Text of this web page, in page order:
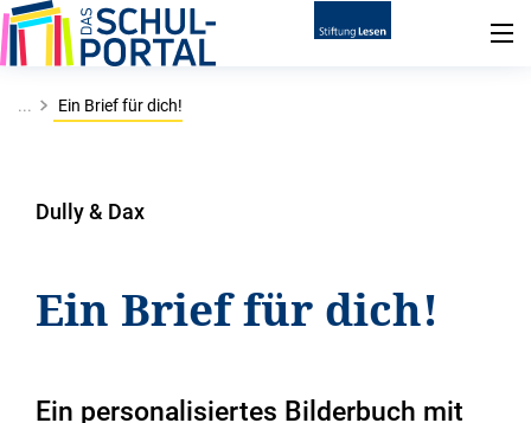
... Ein Brief für dich!
Dully & Dax
Ein Brief für dich!
Ein personalisiertes Bilderbuch mit